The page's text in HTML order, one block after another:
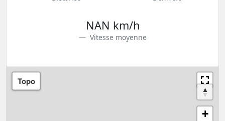
NAN km/h
Vitesse moyenne
Topo
+